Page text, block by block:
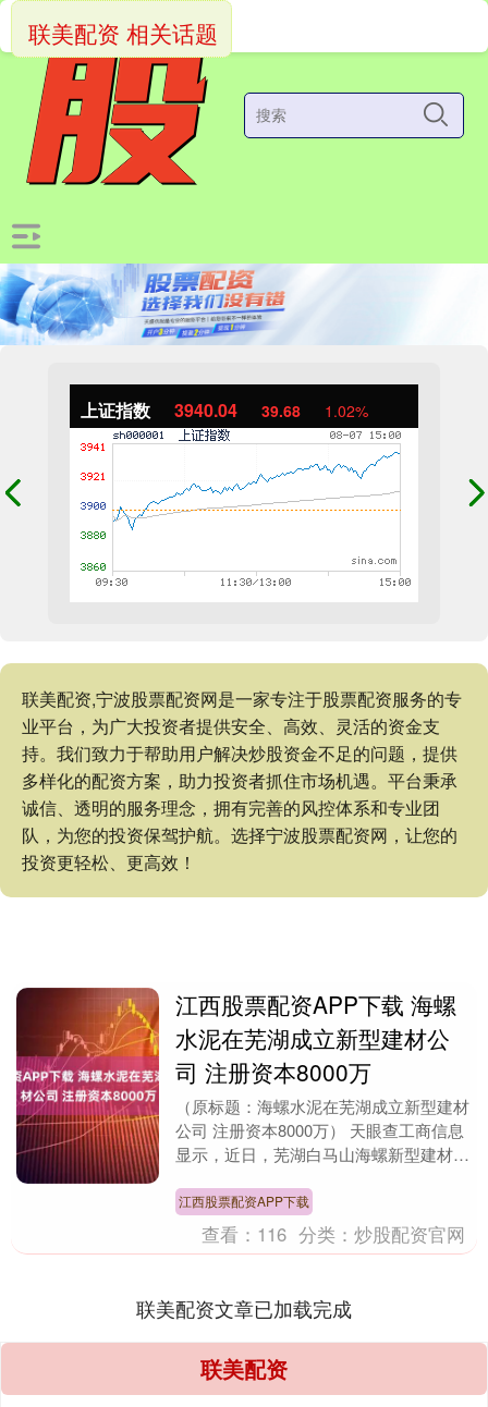
上证指数 3940.04 39.68 1.02%
联美配资,宁波股票配资网是一家专注于股票配资服务的专
业平台，为广大投资者提供安全、高效、灵活的资金支
持。我们致力于帮助用户解决炒股资金不足的问题，提供
多样化的配资方案，助力投资者抓住市场机遇。平台秉承
诚信、透明的服务理念，拥有完善的风控体系和专业团
队，为您的投资保驾护航。选择宁波股票配资网，让您的
投资更轻松、更高效！
联美配资 相关话题
江西股票配资APP下载 海螺
水泥在芜湖成立新型建材公
司 注册资本8000万
（原标题：海螺水泥在芜湖成立新型建材
公司 注册资本8000万） 天眼查工商信息
显示，近日，芜湖白马山海螺新型建材有
资本800....
江西股票配资APP下载
查看： 116 分类：炒股配资官网
联美配资文章已加载完成
联美配资